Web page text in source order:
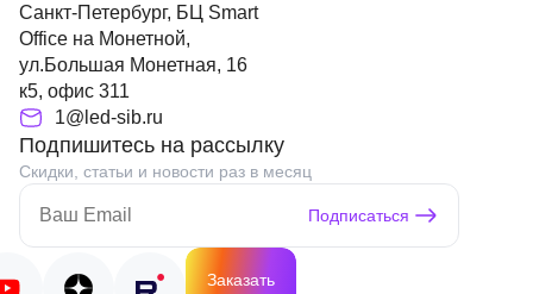
Санкт-Петербург, БЦ Smart
Office на Монетной,
ул.Большая Монетная, 16
к5, офис 311
1@led-sib.ru
Подпишитесь на рассылку
Скидки, статьи и новости раз в месяц
Подписаться
Заказать